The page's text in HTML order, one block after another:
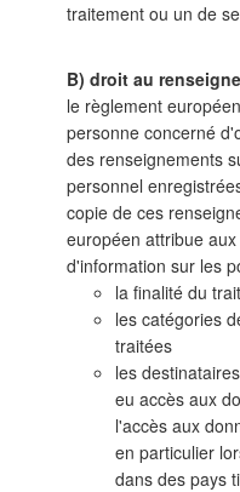
traitement ou un de
B) droit au
le règlement
personne concerné
des renseignements
personnel
copie de ces
européen attribue
d'information sur les
la finalité du
les catégories
traitées
les
eu accès aux
l'accès aux
en particulier
dans des pays